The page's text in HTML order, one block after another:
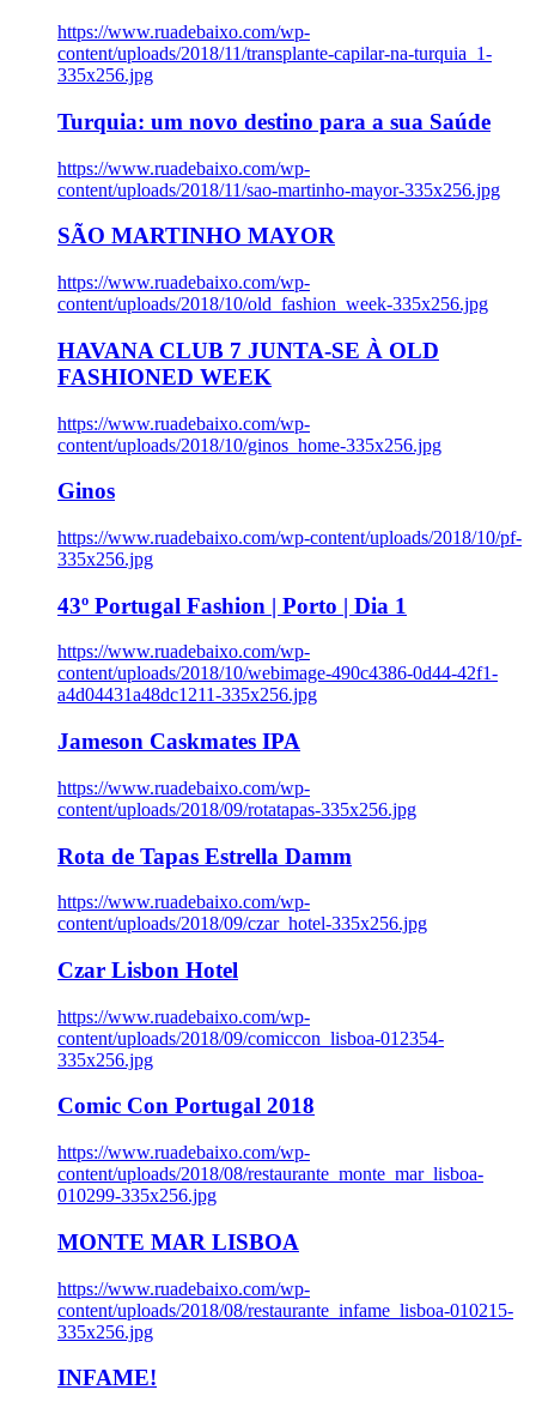
https://www.ruadebaixo.com/wp-
content/uploads/2018/11/transplante-capilar-na-turquia_1-
335x256.jpg
Turquia: um novo destino para a sua Saúde
https://www.ruadebaixo.com/wp-
content/uploads/2018/11/sao-martinho-mayor-335x256.jpg
SÃO MARTINHO MAYOR
https://www.ruadebaixo.com/wp-
content/uploads/2018/10/old_fashion_week-335x256.jpg
HAVANA CLUB 7 JUNTA-SE À OLD
FASHIONED WEEK
https://www.ruadebaixo.com/wp-
content/uploads/2018/10/ginos_home-335x256.jpg
Ginos
https://www.ruadebaixo.com/wp-content/uploads/2018/10/pf-
335x256.jpg
43º Portugal Fashion | Porto | Dia 1
https://www.ruadebaixo.com/wp-
content/uploads/2018/10/webimage-490c4386-0d44-42f1-
a4d04431a48dc1211-335x256.jpg
Jameson Caskmates IPA
https://www.ruadebaixo.com/wp-
content/uploads/2018/09/rotatapas-335x256.jpg
Rota de Tapas Estrella Damm
https://www.ruadebaixo.com/wp-
content/uploads/2018/09/czar_hotel-335x256.jpg
Czar Lisbon Hotel
https://www.ruadebaixo.com/wp-
content/uploads/2018/09/comiccon_lisboa-012354-
335x256.jpg
Comic Con Portugal 2018
https://www.ruadebaixo.com/wp-
content/uploads/2018/08/restaurante_monte_mar_lisboa-
010299-335x256.jpg
MONTE MAR LISBOA
https://www.ruadebaixo.com/wp-
content/uploads/2018/08/restaurante_infame_lisboa-010215-
335x256.jpg
INFAME!